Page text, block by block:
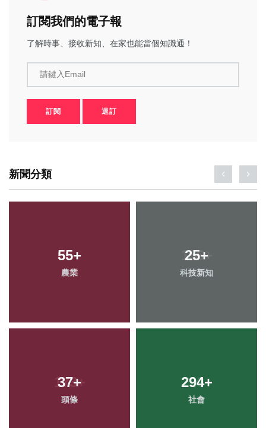
訂閱我們的電子報
了解時事、接收新知、在家也能當個知識通！
請鍵入Email
訂閱 退訂
新聞分類
55+
農業
25+
科技新知
37+
頭條
294+
社會